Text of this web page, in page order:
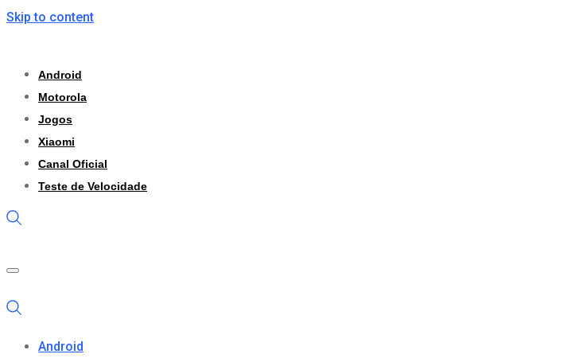
Skip to content
Android
Motorola
Jogos
Xiaomi
Canal Oficial
Teste de Velocidade
Android